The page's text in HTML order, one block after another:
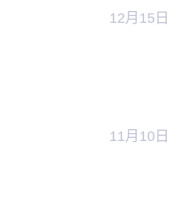
12月15日
11月10日